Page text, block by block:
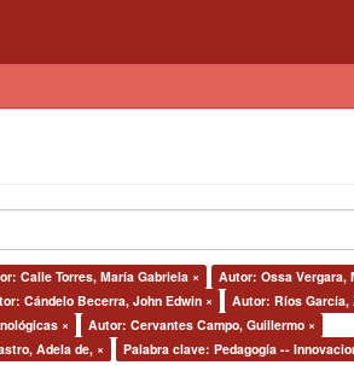
Calle Torres, María Gabriela ×
Autor: Ossa Vergara,
Cándelo Becerra, John Edwin ×
Autor: Ríos García,
×
Autor: Cervantes Campo, Guillermo ×
Adela de, × Palabra clave: Pedagogía --